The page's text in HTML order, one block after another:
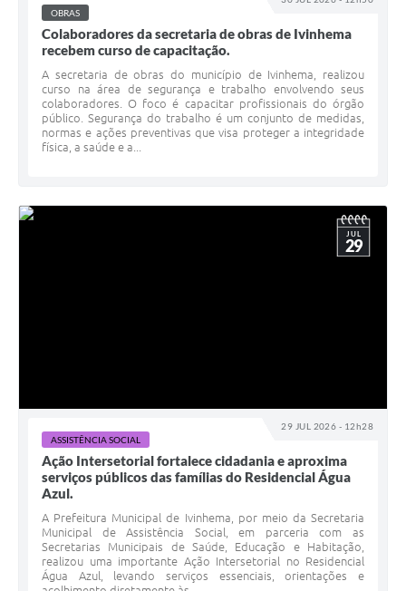
OBRAS
Colaboradores da secretaria de obras de Ivinhema
recebem curso de capacitação.
A secretaria de obras do município de Ivinhema, realizou
curso na área de segurança e trabalho envolvendo seus
colaboradores. O foco é capacitar profissionais do órgão
público. Segurança do trabalho é um conjunto de medidas,
normas e ações preventivas que visa proteger a integridade
física, a saúde e a...
29 JUL 2026 - 12h28
JUL
29
ASSISTÊNCIA SOCIAL
Ação Intersetorial fortalece cidadania e aproxima
serviços públicos das famílias do Residencial Água
Azul.
A Prefeitura Municipal de Ivinhema, por meio da Secretaria
Municipal de Assistência Social, em parceria com as
Secretarias Municipais de Saúde, Educação e Habitação,
realizou uma importante Ação Intersetorial no Residencial
Água Azul, levando serviços essenciais, orientações e